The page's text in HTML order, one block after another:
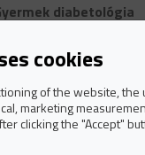
diabetológia
és csecsemő
cookies
of the website,
marketing
clicking the "Accept"